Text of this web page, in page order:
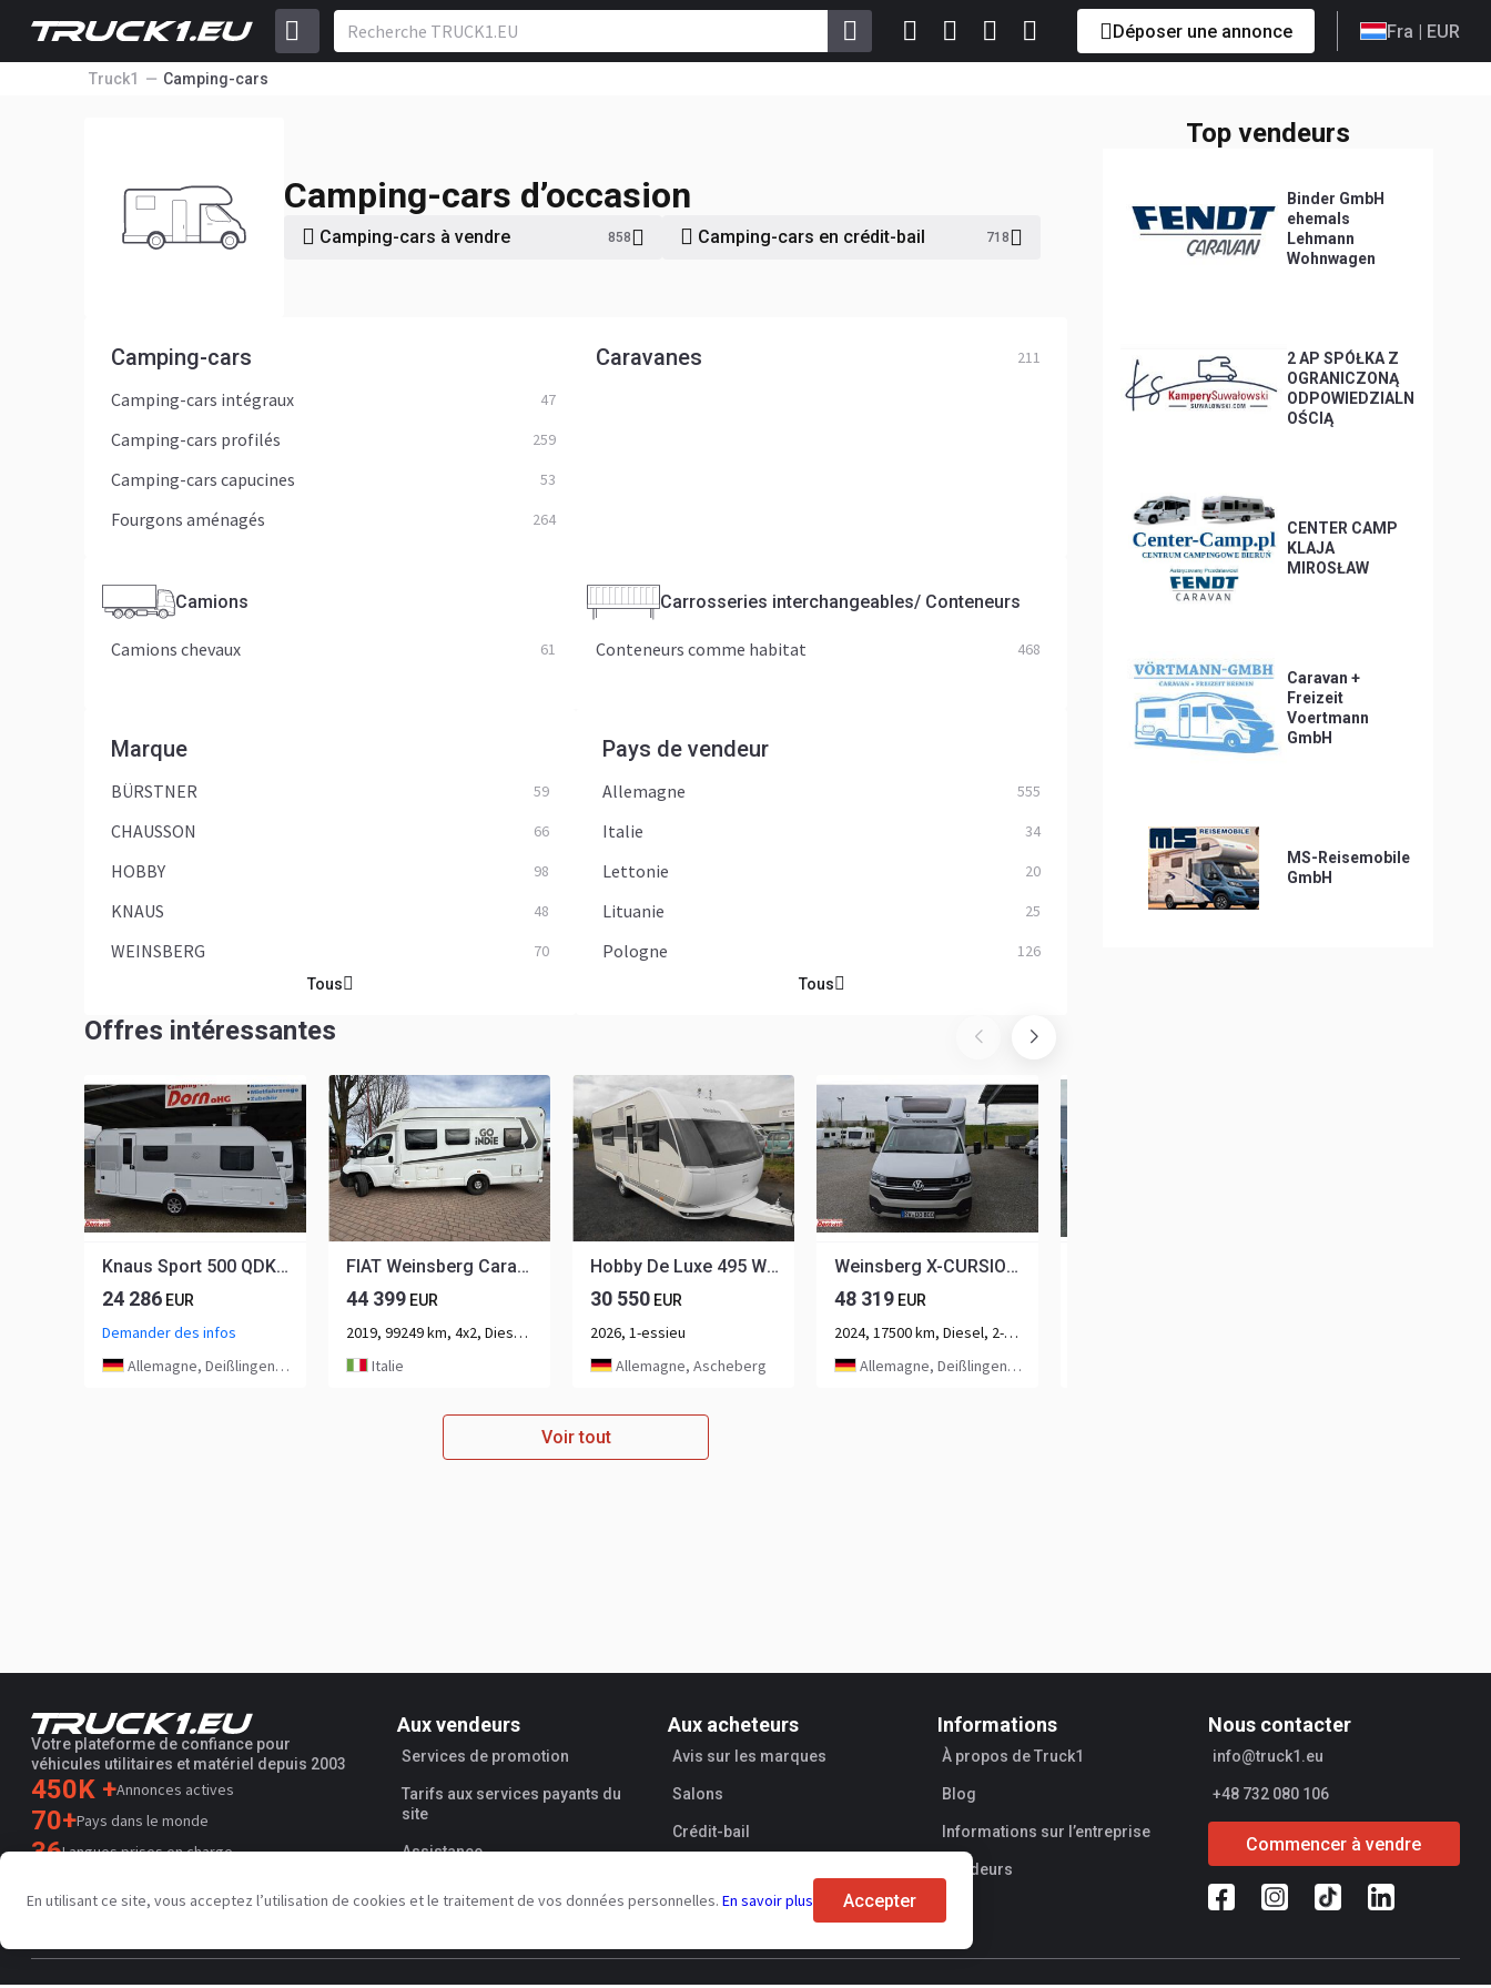
Déposer une annonce Fra | EUR
Truck1 Camping-cars
Camping-cars d’occasion
Camping-cars à vendre 858 Camping-cars en crédit-bail 718
Camping-cars
Camping-cars intégraux 47
Camping-cars profilés 259
Camping-cars capucines 53
Fourgons aménagés 264
Caravanes 211
Camions
Camions chevaux 61
Carrosseries interchangeables/ Conteneurs
Conteneurs comme habitat 468
Marque
BÜRSTNER 59
CHAUSSON 66
HOBBY 98
KNAUS 48
WEINSBERG 70
Tous
Pays de vendeur
Allemagne 555
Italie 34
Lettonie 20
Lituanie 25
Pologne 126
Tous
Offres intéressantes
Knaus Sport 500 QDK Kühlschrank 177l
24 286 EUR
Demander des infos
Allemagne, Deißlingen-Lauffen
FIAT Weinsberg Carasuite 650 MF 2.3 Mjet
44 399 EUR
2019, 99249 km, 4x2, Diesel, 2-essieu
Italie
Hobby De Luxe 495 WFB 2026 AUTARK Ambiente 1800kg.++
30 550 EUR
2026, 1-essieu
Allemagne, Ascheberg
Weinsberg X-CURSION VAN 500 MQ EDITION [PEPPER] ohne Hubbe
48 319 EUR
2024, 17500 km, Diesel, 2-essieu
Allemagne, Deißlingen-Lauffen
Voir tout
Top vendeurs
Binder GmbH
ehemals
Lehmann
Wohnwagen
2 AP SPÓŁKA Z
OGRANICZONĄ
ODPOWIEDZIALN
OŚCIĄ
CENTER CAMP
KLAJA
MIROSŁAW
Caravan +
Freizeit
Voertmann
GmbH
MS-Reisemobile
GmbH
Votre plateforme de confiance pour
véhicules utilitaires et matériel depuis 2003
450K +Annonces actives
70+Pays dans le monde
36Langues prises en charge
4.7/5
Trustpilot
Aux vendeurs
Services de promotion
Tarifs aux services payants du
site
Assistance
Aux acheteurs
Avis sur les marques
Salons
Crédit-bail
Informations
À propos de Truck1
Blog
Informations sur l’entreprise
Vendeurs
Nous contacter
info@truck1.eu
+48 732 080 106
Commencer à vendre
En utilisant ce site, vous acceptez l’utilisation de cookies et le traitement de vos données personnelles. En savoir plus Accepter